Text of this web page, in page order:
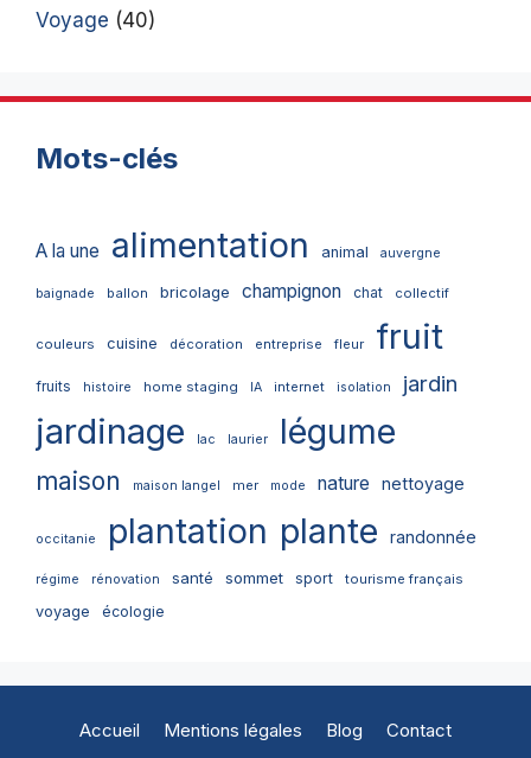
Voyage (40)
Mots-clés
A la une alimentation animal auvergne
baignade ballon bricolage champignon chat collectif
couleurs cuisine décoration entreprise fleur fruit
fruits histoire home staging IA internet isolation jardin
jardinage lac laurier légume
maison maison langel mer mode nature nettoyage
occitanie plantation plante randonnée
régime rénovation santé sommet sport tourisme français
voyage écologie
Accueil Mentions légales Blog Contact